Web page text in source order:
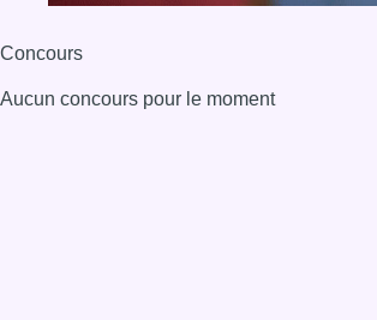
Concours
Aucun concours pour le moment